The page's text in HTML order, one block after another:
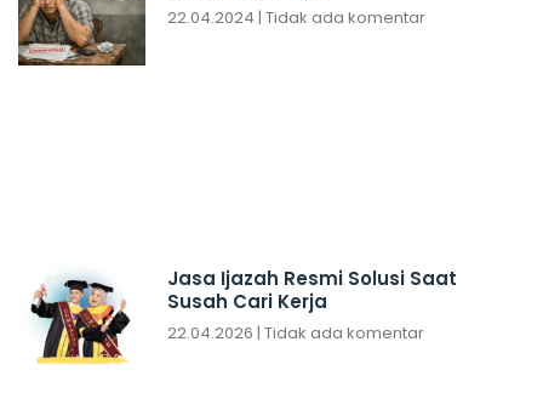
22.04.2024 Tidak ada komentar
Jasa Ijazah Resmi Solusi Saat
Susah Cari Kerja
22.04.2026 Tidak ada komentar